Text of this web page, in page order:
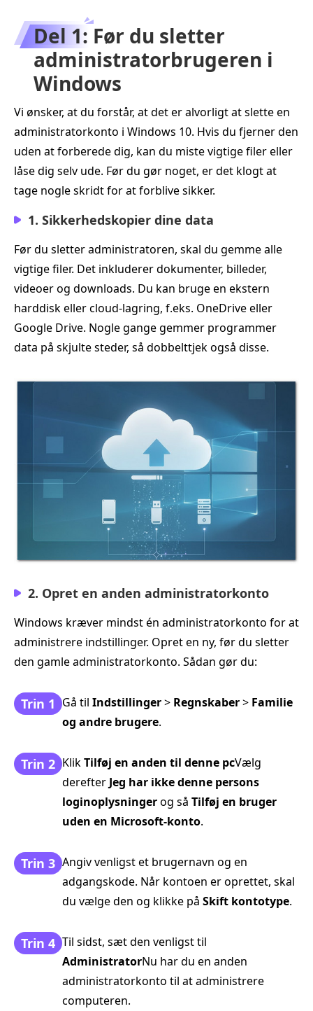
Del 1: Før du sletter
administratorbrugeren i
Windows
Vi ønsker, at du forstår, at det er alvorligt at slette en
administratorkonto i Windows 10. Hvis du fjerner den
uden at forberede dig, kan du miste vigtige filer eller
låse dig selv ude. Før du gør noget, er det klogt at
tage nogle skridt for at forblive sikker.
1. Sikkerhedskopier dine data
Før du sletter administratoren, skal du gemme alle
vigtige filer. Det inkluderer dokumenter, billeder,
videoer og downloads. Du kan bruge en ekstern
harddisk eller cloud-lagring, f.eks. OneDrive eller
Google Drive. Nogle gange gemmer programmer
data på skjulte steder, så dobbelttjek også disse.
2. Opret en anden administratorkonto
Windows kræver mindst én administratorkonto for at
administrere indstillinger. Opret en ny, før du sletter
den gamle administratorkonto. Sådan gør du:
Trin 1 Gå til Indstillinger> Regnskaber> Familie
og andre brugere.
Trin 2 KlikTilføj en anden til denne pcVælg
derefter Jeg har ikke denne persons
loginoplysningerog så Tilføj en bruger
uden en Microsoft-konto.
Trin 3 Angiv venligst et brugernavn og en
adgangskode. Når kontoen er oprettet, skal
du vælge den og klikke på Skift kontotype.
Trin 4 Til sidst, sæt den venligst til
AdministratorNu har du en anden
administratorkonto til at administrere
computeren.